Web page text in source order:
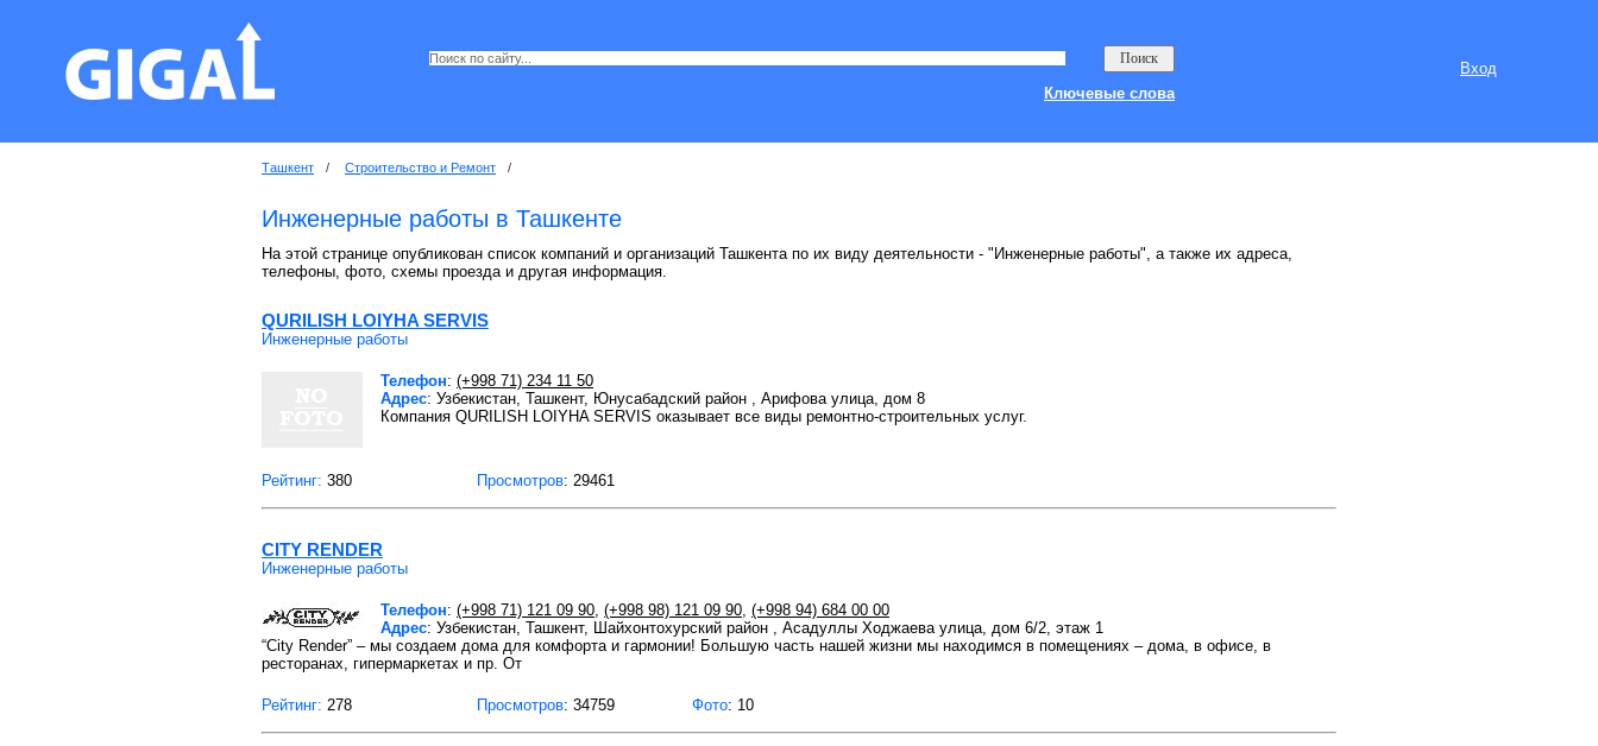
Вход
Ключевые слова
Ташкент / Строительство и Ремонт /
Инженерные работы в Ташкенте
На этой странице опубликован список компаний и организаций Ташкента по их виду деятельности - "Инженерные работы", а также их адреса,
телефоны, фото, схемы проезда и другая информация.
QURILISH LOIYHA SERVIS
Инженерные работы
Телефон: (+998 71) 234 11 50
Адрес: Узбекистан, Ташкент, Юнусабадский район , Арифова улица, дом 8
Компания QURILISH LOIYHA SERVIS оказывает все виды ремонтно-строительных услуг.
Рейтинг: 380 Просмотров: 29461
CITY RENDER
Инженерные работы
Телефон: (+998 71) 121 09 90, (+998 98) 121 09 90, (+998 94) 684 00 00
Адрес: Узбекистан, Ташкент, Шайхонтохурский район , Асадуллы Ходжаева улица, дом 6/2, этаж 1
“City Render” – мы создаем дома для комфорта и гармонии! Большую часть нашей жизни мы находимся в помещениях – дома, в офисе, в
ресторанах, гипермаркетах и пр. От
Рейтинг: 278 Просмотров: 34759 Фото: 10